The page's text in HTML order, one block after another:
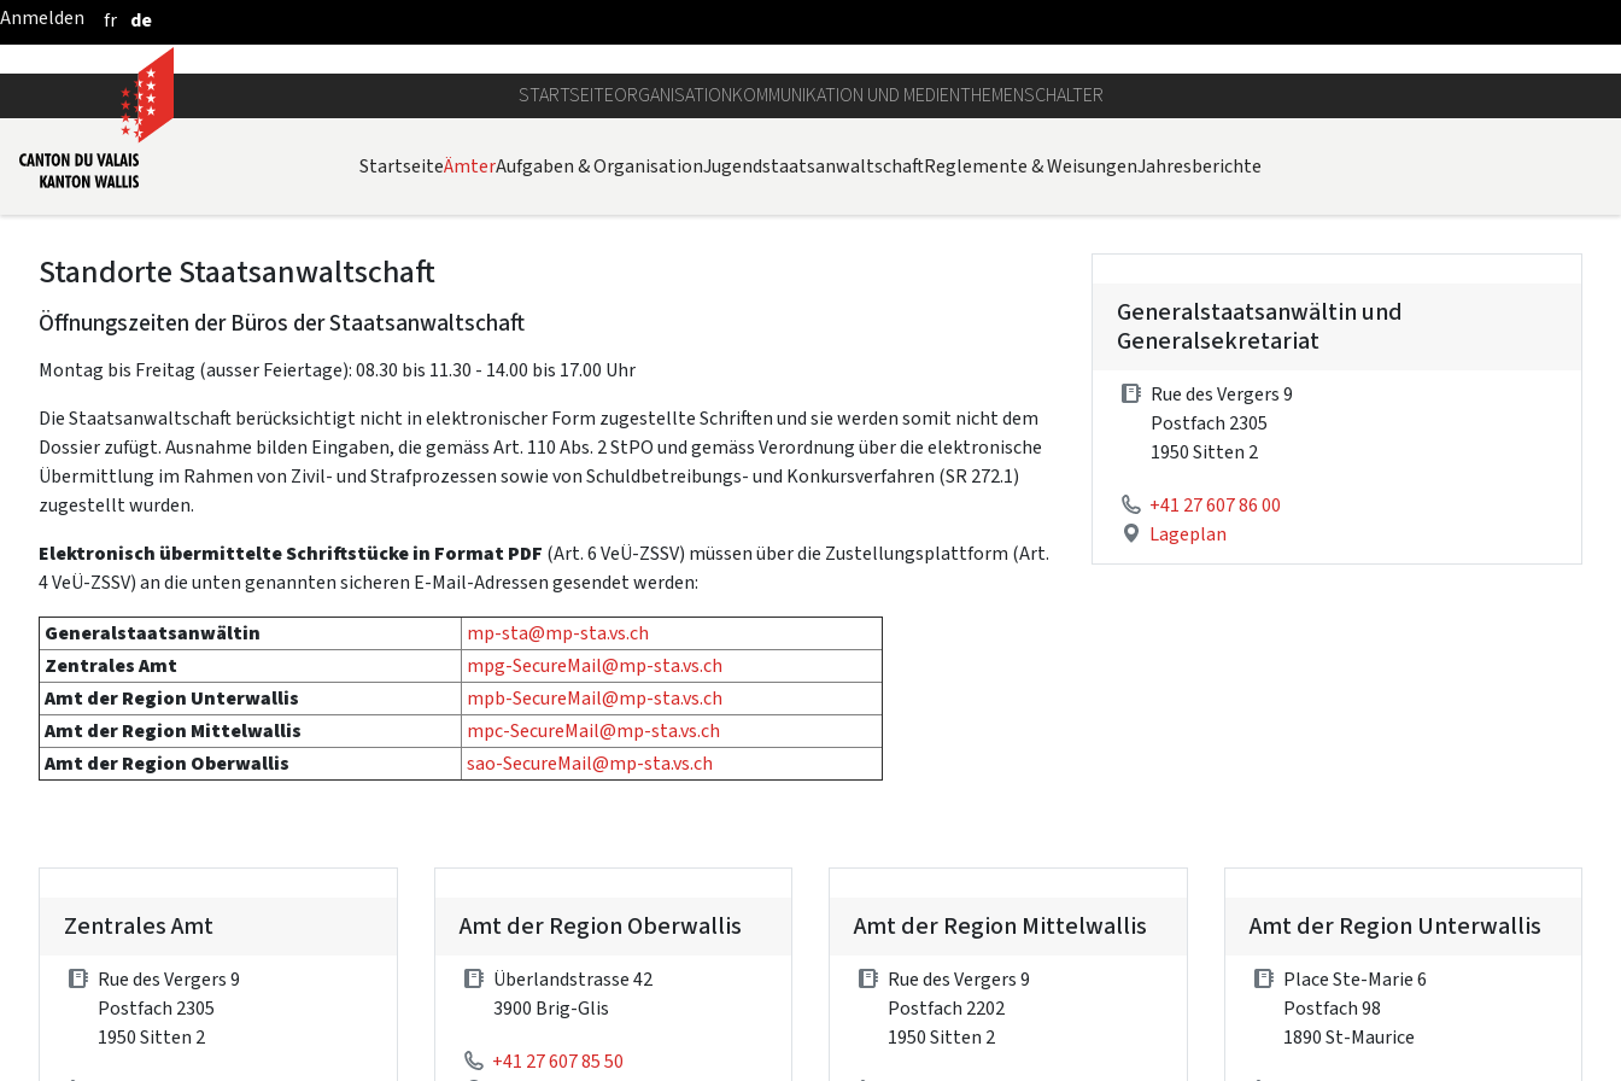
Zum Hauptinhalt springen
fr de
STARTSEITEORGANISATIONKOMMUNIKATION UND MEDIENTHEMENSCHALTER
StartseiteÄmterAufgaben & OrganisationJugendstaatsanwaltschaftReglemente & WeisungenJahresberichte
Standorte Staatsanwaltschaft
Öffnungszeiten der Büros der Staatsanwaltschaft
Montag bis Freitag (ausser Feiertage): 08.30 bis 11.30 - 14.00 bis 17.00 Uhr
Die Staatsanwaltschaft berücksichtigt nicht in elektronischer Form zugestellte Schriften und sie werden somit nicht dem
Dossier zufügt. Ausnahme bilden Eingaben, die gemäss Art. 110 Abs. 2 StPO und gemäss Verordnung über die elektronische
Übermittlung im Rahmen von Zivil- und Strafprozessen sowie von Schuldbetreibungs- und Konkursverfahren (SR 272.1)
zugestellt wurden.
Elektronisch übermittelte Schriftstücke in Format PDF (Art. 6 VeÜ-ZSSV) müssen über die Zustellungsplattform (Art.
4 VeÜ-ZSSV) an die unten genannten sicheren E-Mail-Adressen gesendet werden:
Generalstaatsanwältin
mp-sta@mp-sta.vs.ch
Zentrales Amt
mpg-SecureMail@mp-sta.vs.ch
Amt der Region Unterwallis
mpb-SecureMail@mp-sta.vs.ch
Amt der Region Mittelwallis
mpc-SecureMail@mp-sta.vs.ch
Amt der Region Oberwallis
sao-SecureMail@mp-sta.vs.ch
Generalstaatsanwältin und
Generalsekretariat
Rue des Vergers 9
Postfach 2305
1950 Sitten 2
+41 27 607 86 00
Lageplan
Zentrales Amt
Rue des Vergers 9
Postfach 2305
1950 Sitten 2
Amt der Region Oberwallis
Überlandstrasse 42
3900 Brig-Glis
+41 27 607 85 50
Amt der Region Mittelwallis
Rue des Vergers 9
Postfach 2202
1950 Sitten 2
Amt der Region Unterwallis
Place Ste-Marie 6
Postfach 98
1890 St-Maurice